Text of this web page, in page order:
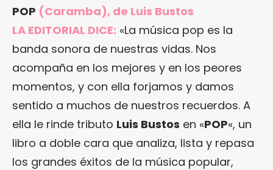
POP (Caramba), de Luis Bustos
LA EDITORIAL DICE: «La música pop es la
banda sonora de nuestras vidas. Nos
acompaña en los mejores y en los peores
momentos, y con ella forjamos y damos
sentido a muchos de nuestros recuerdos. A
ella le rinde tributo Luis Bustos en «POP«, un
libro a doble cara que analiza, lista y repasa
los grandes éxitos de la música popular,